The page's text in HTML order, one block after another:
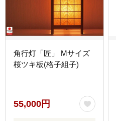
角行灯「匠」 Mサイズ
桜ツキ板(格子組子)
55,000円